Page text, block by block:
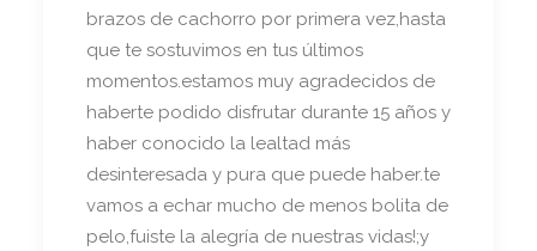
brazos de cachorro por primera vez,hasta
que te sostuvimos en tus últimos
momentos.estamos muy agradecidos de
haberte podido disfrutar durante 15 años y
haber conocido la lealtad más
desinteresada y pura que puede haber.te
vamos a echar mucho de menos bolita de
pelo,fuiste la alegría de nuestras vidas!;y